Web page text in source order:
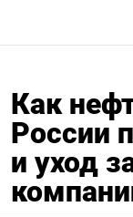
Как
России
и уход